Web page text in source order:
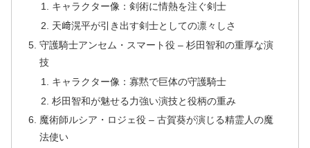
キャラクター像：剣術に情熱を注ぐ剣士
天﨑滉平が引き出す剣士としての凛々しさ
守護騎士アンセム・スマート役 – 杉田智和の重厚な演
技
キャラクター像：寡黙で巨体の守護騎士
杉田智和が魅せる力強い演技と役柄の重み
魔術師ルシア・ロジェ役 – 古賀葵が演じる精霊人の魔
法使い